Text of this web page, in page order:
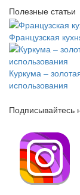
Полезные статьи
Французская
Куркума –
использования
Подписывайтесь